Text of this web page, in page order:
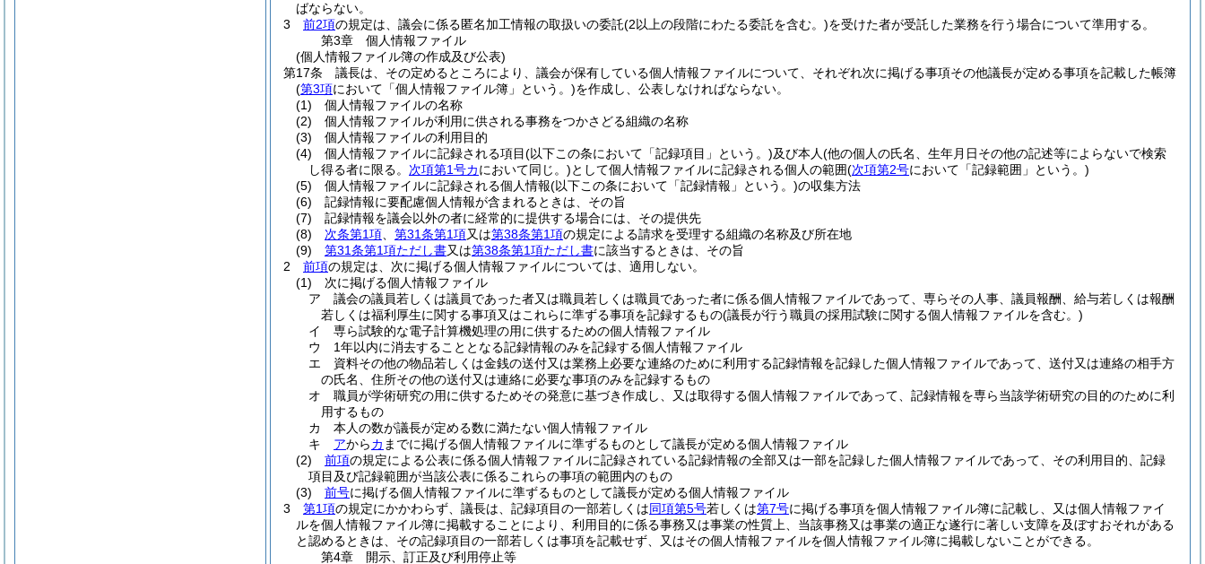
ばならない。
3
前2項の規定は、議会に係る匿名加工情報の取扱いの委託(2以上の段階にわたる委託を含む。)を受けた者が受託した業務を行う場合について準用する。
第3章
個人情報ファイル
(個人情報ファイル簿の作成及び公表)
第17条
議長は、その定めるところにより、議会が保有している個人情報ファイルについて、それぞれ次に掲げる事項その他議長が定める事項を記載した帳簿
(第3項において「個人情報ファイル簿」という。)を作成し、公表しなければならない。
(1)
個人情報ファイルの名称
(2)
個人情報ファイルが利用に供される事務をつかさどる組織の名称
(3)
個人情報ファイルの利用目的
(4)
個人情報ファイルに記録される項目(以下この条において「記録項目」という。)及び本人(他の個人の氏名、生年月日その他の記述等によらないで検索
し得る者に限る。 次項第1号カにおいて同じ。)として個人情報ファイルに記録される個人の範囲(次項第2号において「記録範囲」という。)
(5)
個人情報ファイルに記録される個人情報(以下この条において「記録情報」という。)の収集方法
(6)
記録情報に要配慮個人情報が含まれるときは、その旨
(7)
記録情報を議会以外の者に経常的に提供する場合には、その提供先
(8)
次条第1項 第31条第1項又は第38条第1項の規定による請求を受理する組織の名称及び所在地
(9)
第31条第1項ただし書又は第38条第1項ただし書に該当するときは、その旨
2
前項の規定は、次に掲げる個人情報ファイルについては、適用しない。
(1)
次に掲げる個人情報ファイル
ア
議会の議員若しくは議員であった者又は職員若しくは職員であった者に係る個人情報ファイルであって、専らその人事、議員報酬、給与若しくは報酬
若しくは福利厚生に関する事項又はこれらに準ずる事項を記録するもの(議長が行う職員の採用試験に関する個人情報ファイルを含む。)
イ
専ら試験的な電子計算機処理の用に供するための個人情報ファイル
ウ
1年以内に消去することとなる記録情報のみを記録する個人情報ファイル
エ
資料その他の物品若しくは金銭の送付又は業務上必要な連絡のために利用する記録情報を記録した個人情報ファイルであって、送付又は連絡の相手方
の氏名、住所その他の送付又は連絡に必要な事項のみを記録するもの
オ
職員が学術研究の用に供するためその発意に基づき作成し、又は取得する個人情報ファイルであって、記録情報を専ら当該学術研究の目的のために利
用するもの
カ
本人の数が議長が定める数に満たない個人情報ファイル
キ
アからカ までに掲げる個人情報ファイルに準ずるものとして議長が定める個人情報ファイル
(2)
前項の規定による公表に係る個人情報ファイルに記録されている記録情報の全部又は一部を記録した個人情報ファイルであって、その利用目的、記録
項目及び記録範囲が当該公表に係るこれらの事項の範囲内のもの
(3)
前号に掲げる個人情報ファイルに準ずるものとして議長が定める個人情報ファイル
3
第1項の規定にかかわらず、議長は、記録項目の一部若しくは同項第5号若しくは第7号に掲げる事項を個人情報ファイル簿に記載し、又は個人情報ファイ
ルを個人情報ファイル簿に掲載することにより、利用目的に係る事務又は事業の性質上、当該事務又は事業の適正な遂行に著しい支障を及ぼすおそれがある
と認めるときは、その記録項目の一部若しくは事項を記載せず、又はその個人情報ファイルを個人情報ファイル簿に掲載しないことができる。
第4章
開示、訂正及び利用停止等